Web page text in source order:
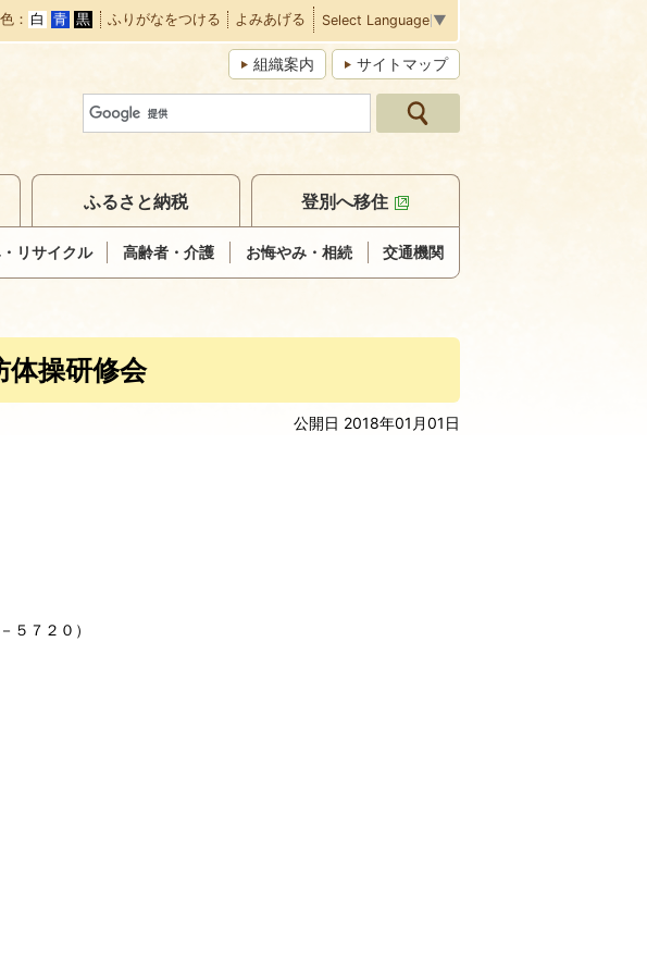
白 青 黒 ふりがなをつける よみあげる Select Language ▼
組織案内 サイトマップ
リサイクル 高齢者・介護 お悔やみ・相続 交通機関
ふるさと納税 登別へ移住
体操研修会
公開日 2018年01月01日
７２０）